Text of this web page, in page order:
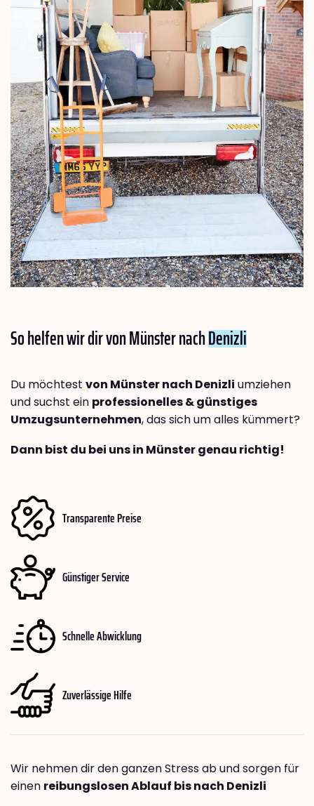
So helfen wir dir von Münster nachDenizli
Du möchtest von Münster nach Denizli umziehen
und suchst ein professionelles & günstiges
Umzugsunternehmen, das sich um alles kümmert?
Dann bist du bei uns in Münster genau richtig!
Transparente Preise
Günstiger Service
Schnelle Abwicklung
Zuverlässige Hilfe
Wir nehmen dir den ganzen Stress ab und sorgen für
einen reibungslosen Ablauf bis nach Denizli